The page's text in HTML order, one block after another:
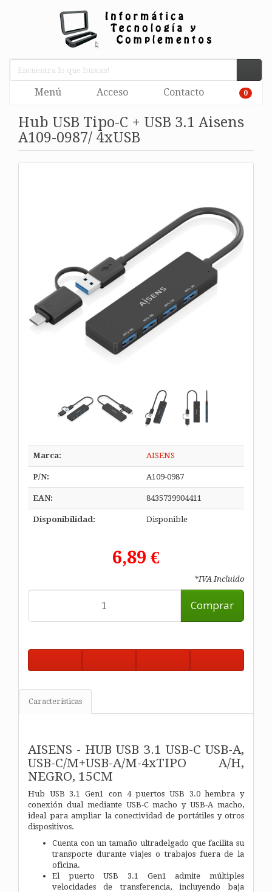
Menú Acceso Contacto 0
Hub USB Tipo-C + USB 3.1 Aisens
A109-0987/ 4xUSB
Marca: AISENS
P/N: A109-0987
EAN: 8435739904411
Disponibilidad: Disponible
6,89 €
*IVA Incluido
Comprar
Características
AISENS - HUB USB 3.1 USB-C USB-A,
USB-C/M+USB-A/M-4xTIPO A/H,
NEGRO, 15CM
Hub USB 3.1 Gen1 con 4 puertos USB 3.0 hembra y
conexión dual mediante USB-C macho y USB-A macho,
ideal para ampliar la conectividad de portátiles y otros
dispositivos.
Cuenta con un tamaño ultradelgado que facilita su
transporte durante viajes o trabajos fuera de la
oficina.
El puerto USB 3.1 Gen1 admite múltiples
velocidades de transferencia, incluyendo baja